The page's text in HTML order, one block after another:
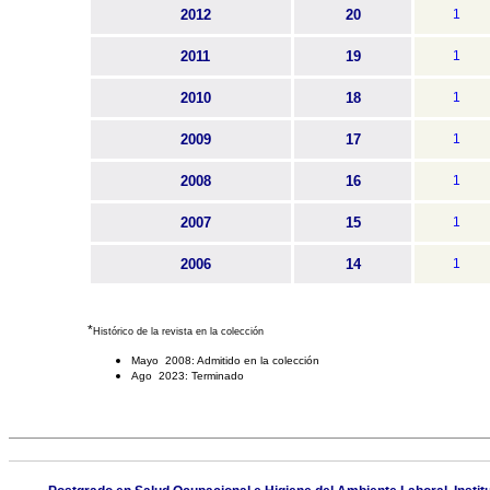
2012 20 1
2011 19 1
2010 18 1
2009 17 1
2008 16 1
2007 15 1
2006 14 1
*Histórico de la revista en la colección
Mayo 2008: Admitido en la colección
Ago 2023: Terminado